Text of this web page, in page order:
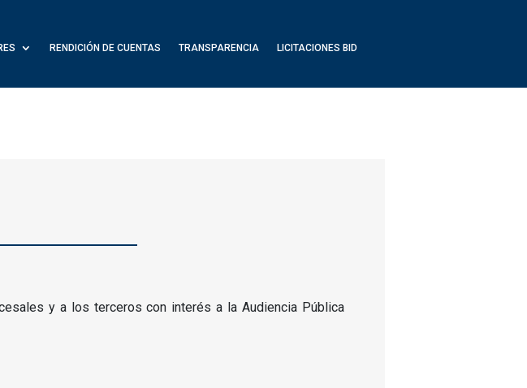
RENDICIÓN DE CUENTAS TRANSPARENCIA LICITACIONES BID
y a los terceros con interés a la Audiencia Pública